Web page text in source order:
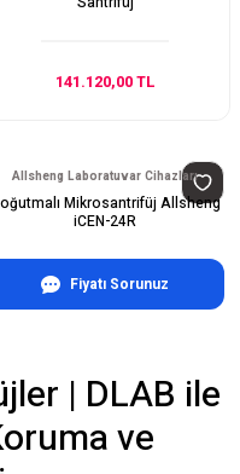
141.120,00 TL
Allsheng Laboratuvar Cihazları
Mikrosantrifüj Allsheng
iCEN-24R
Fiyatı Sorunuz
| DLAB ile
ve